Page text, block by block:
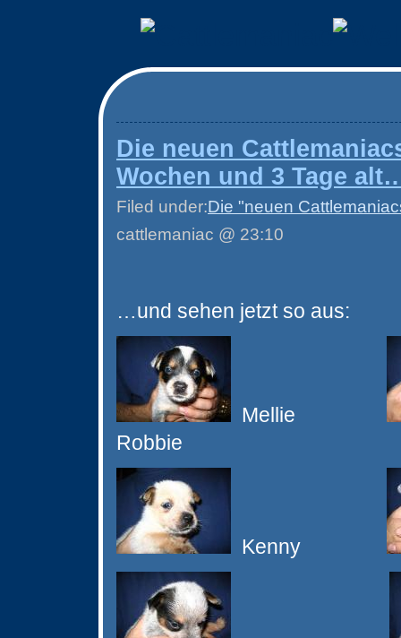
Die neuen
Wochen und 3 Tage
Filed under:Die "neuen
cattlemaniac @ 23:10
…und sehen jetzt so aus:
Mellie
Robbie
Kenny